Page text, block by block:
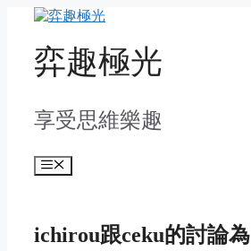
content弈趣極光
享受思維樂趣
Menu
ichirou跟ceku的討論為